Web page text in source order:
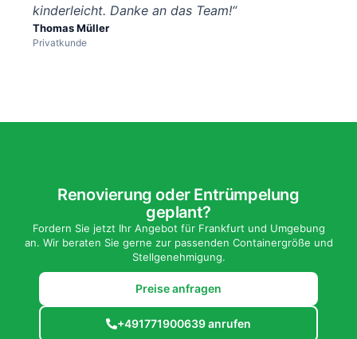
kinderleicht. Danke an das Team!“
Thomas Müller
Privatkunde
Renovierung oder Entrümpelung
geplant?
Fordern Sie jetzt Ihr Angebot für Frankfurt und Umgebung
an. Wir beraten Sie gerne zur passenden Containergröße und
Stellgenehmigung.
Preise anfragen
+491771900639 anrufen